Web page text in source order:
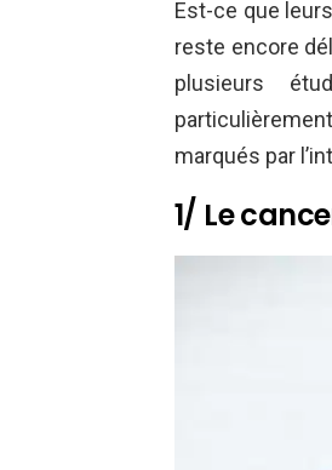
Est-ce que
reste encore
plusieurs
marqués par
1/ Le